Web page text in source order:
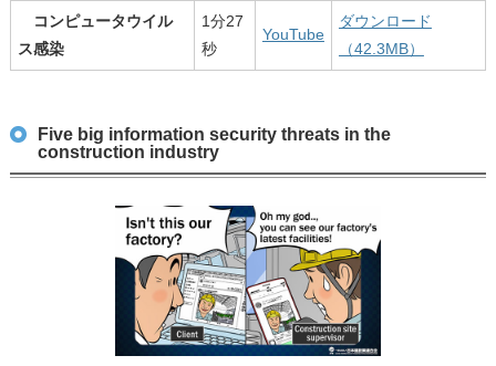
コンピュータウイル
ス感染
1分27
秒
YouTube
ダウンロード
（42.3MB）
Five big information security threats in the
construction industry